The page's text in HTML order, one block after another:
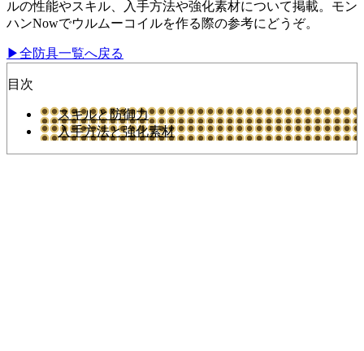
ルの性能やスキル、入手方法や強化素材について掲載。モン
ハンNowでウルムーコイルを作る際の参考にどうぞ。
▶全防具一覧へ戻る
目次
スキルと防御力
入手方法と強化素材